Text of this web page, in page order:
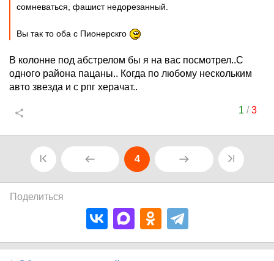
сомневаться, фашист недорезанный.
Вы так то оба с Пионерскго
В колонне под абстрелом бы я на вас посмотрел..С
одного района пацаны.. Когда по любому нескольким
авто звезда и с рпг херачат..
1 /3
4
Поделиться